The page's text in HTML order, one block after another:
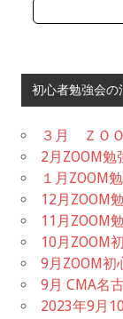
初心者勉強会の
３月 ＺＯ
2月ZOOM勉
１月ZOOM
12月ZOOM
11月ZOOM
10月ZOOM
9月ZOOM初
9月 CMA名
2023年9月